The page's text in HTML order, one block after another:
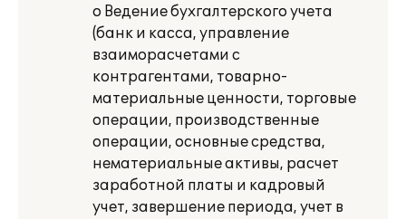
o Ведение бухгалтерского учета
(банк и касса, управление
взаиморасчетами с
контрагентами, товарно-
материальные ценности, торговые
операции, производственные
операции, основные средства,
нематериальные активы, расчет
заработной платы и кадровый
учет, завершение периода, учет в